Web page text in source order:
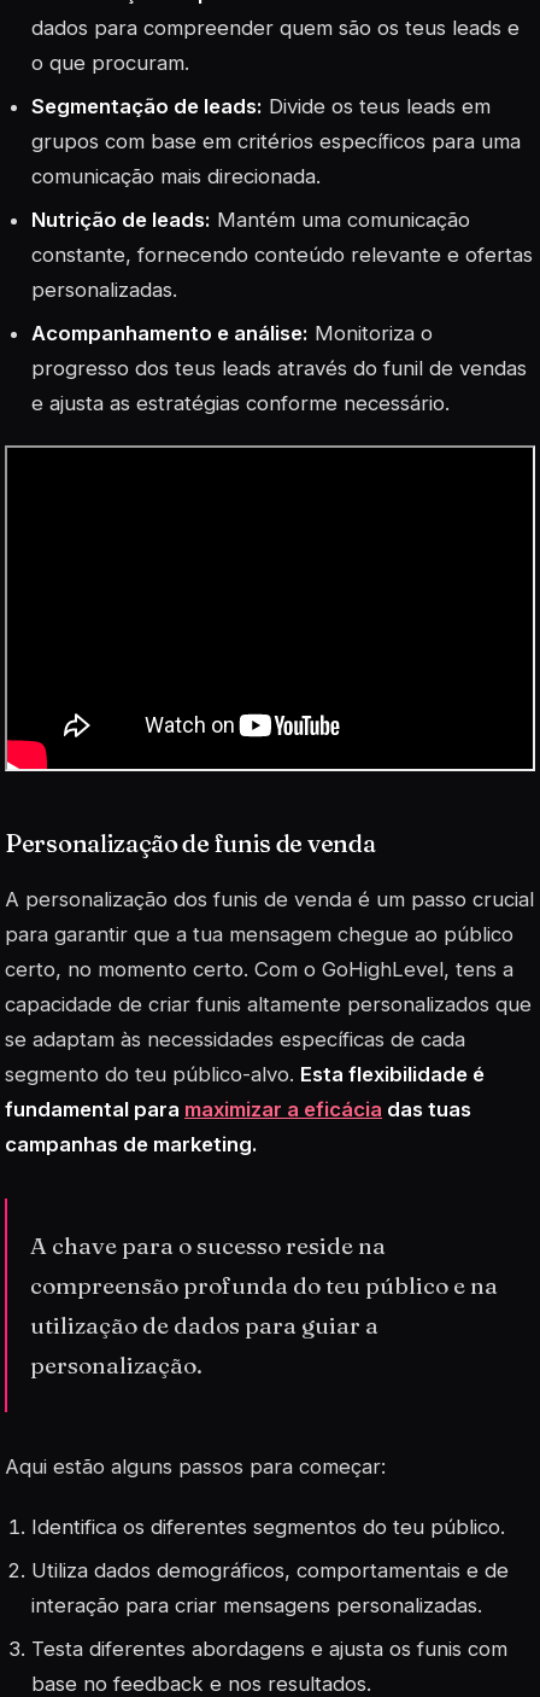
dados para compreender quem são os teus leads e
o que procuram.
Segmentação de leads: Divide os teus leads em
grupos com base em critérios específicos para uma
comunicação mais direcionada.
Nutrição de leads: Mantém uma comunicação
constante, fornecendo conteúdo relevante e ofertas
personalizadas.
Acompanhamento e análise: Monitoriza o
progresso dos teus leads através do funil de vendas
e ajusta as estratégias conforme necessário.
Personalização de funis de venda
A personalização dos funis de venda é um passo crucial
para garantir que a tua mensagem chegue ao público
certo, no momento certo. Com o GoHighLevel, tens a
capacidade de criar funis altamente personalizados que
se adaptam às necessidades específicas de cada
segmento do teu público-alvo. Esta flexibilidade é
fundamental para maximizar a eficácia das tuas
campanhas de marketing.
A chave para o sucesso reside na
compreensão profunda do teu público e na
utilização de dados para guiar a
personalização.
Aqui estão alguns passos para começar:
Identifica os diferentes segmentos do teu público.
Utiliza dados demográficos, comportamentais e de
interação para criar mensagens personalizadas.
Testa diferentes abordagens e ajusta os funis com
base no feedback e nos resultados.